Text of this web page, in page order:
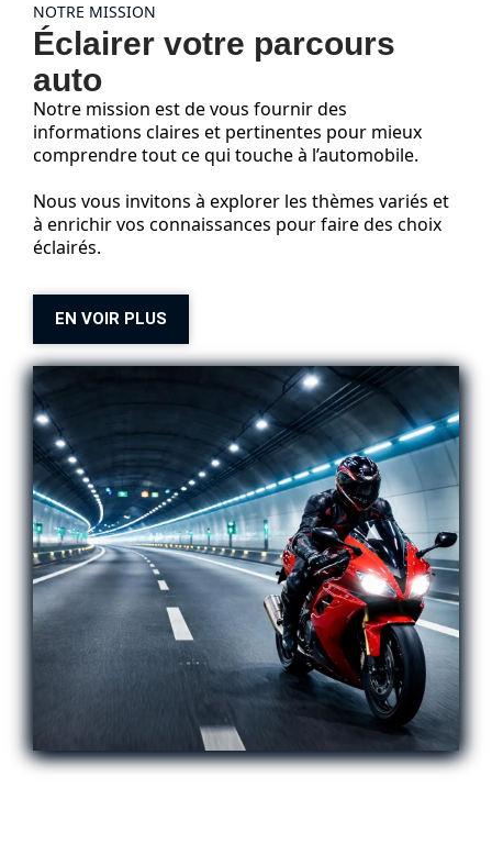
NOTRE MISSION
Éclairer votre parcours
auto
Notre mission est de vous fournir des
informations claires et pertinentes pour mieux
comprendre tout ce qui touche à l’automobile.
Nous vous invitons à explorer les thèmes variés et
à enrichir vos connaissances pour faire des choix
éclairés.
EN VOIR PLUS